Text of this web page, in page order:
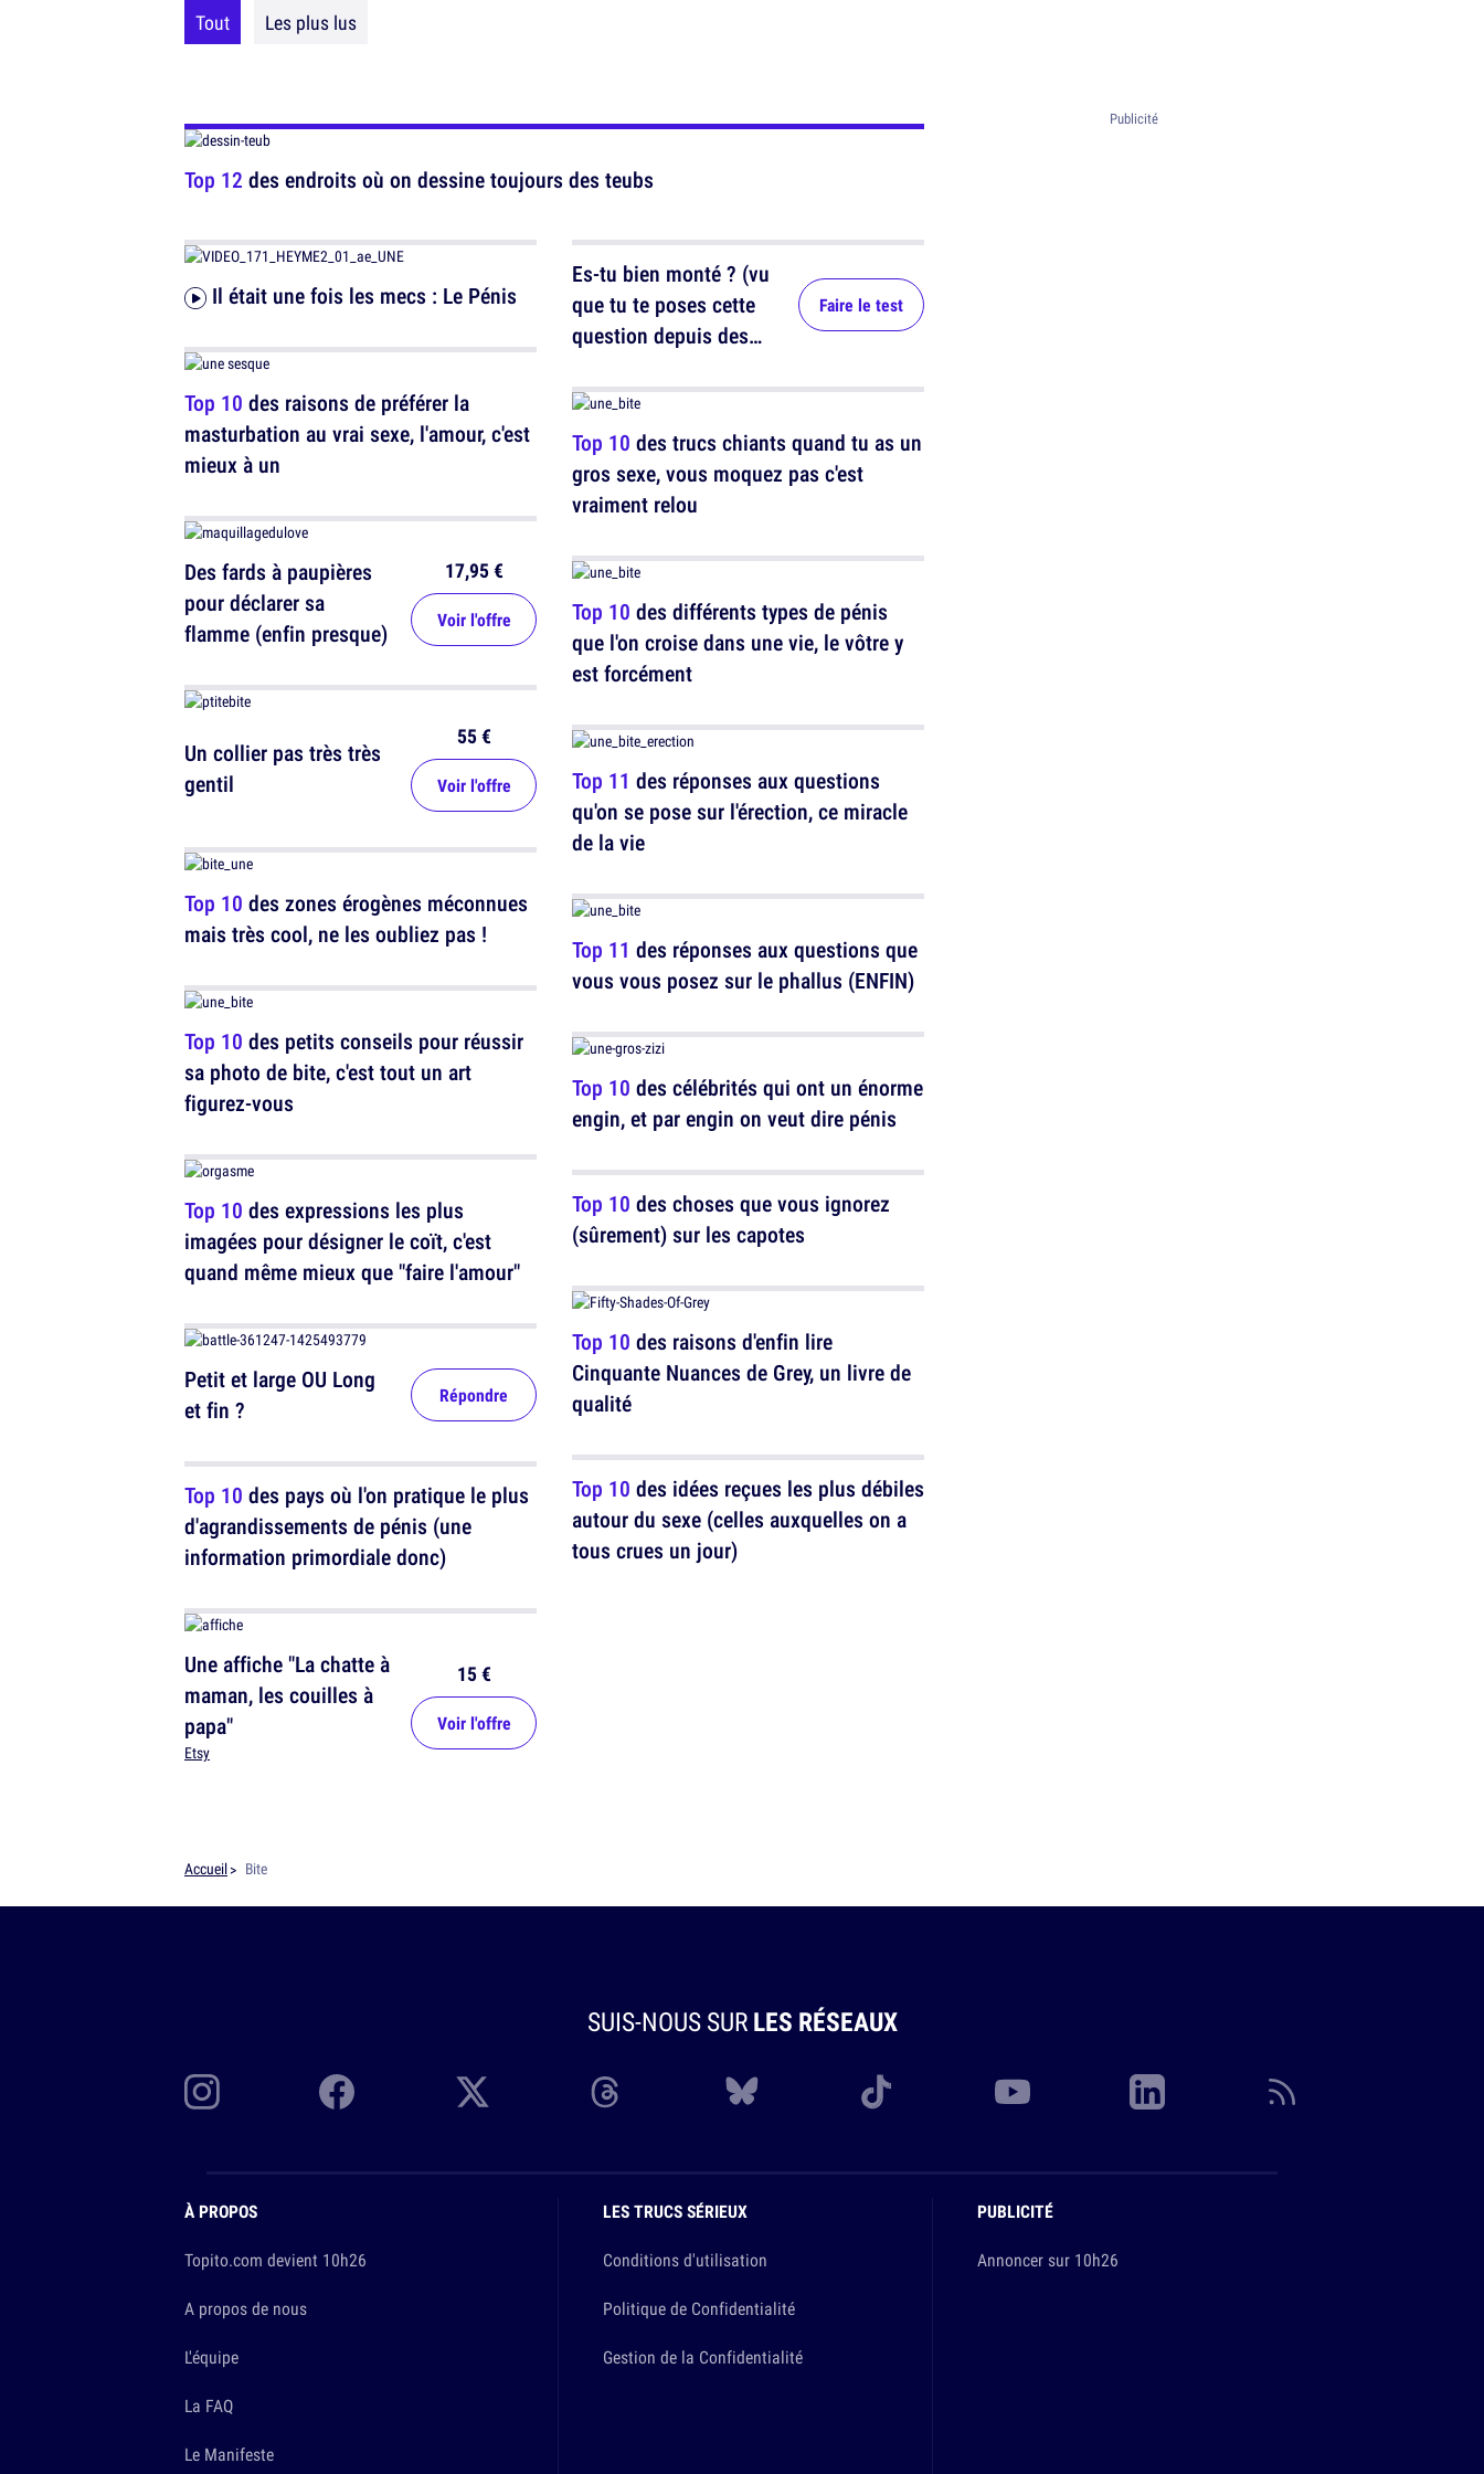
Tout Les plus lus
Top 12 des endroits où on dessine toujours des teubs
Il était une fois les mecs : Le Pénis
Top 10 des raisons de préférer la
masturbation au vrai sexe, l'amour, c'est
mieux à un
Des fards à paupières
pour déclarer sa
flamme (enfin presque)
17,95 €
Voir l'offre
Un collier pas très très
gentil
55 €
Voir l'offre
Top 10 des zones érogènes méconnues
mais très cool, ne les oubliez pas !
Top 10 des petits conseils pour réussir
sa photo de bite, c'est tout un art
figurez-vous
Top 10 des expressions les plus
imagées pour désigner le coït, c'est
quand même mieux que "faire l'amour"
Petit et large OU Long
et fin ?
Répondre
Top 10 des pays où l'on pratique le plus
d'agrandissements de pénis (une
information primordiale donc)
Une affiche "La chatte à
maman, les couilles à
papa"
Etsy
15 €
Voir l'offre
Es-tu bien monté ? (vu
que tu te poses cette
question depuis des
Faire le test
Top 10 des trucs chiants quand tu as un
gros sexe, vous moquez pas c'est
vraiment relou
Top 10 des différents types de pénis
que l'on croise dans une vie, le vôtre y
est forcément
Top 11 des réponses aux questions
qu'on se pose sur l'érection, ce miracle
de la vie
Top 11 des réponses aux questions que
vous vous posez sur le phallus (ENFIN)
Top 10 des célébrités qui ont un énorme
engin, et par engin on veut dire pénis
Top 10 des choses que vous ignorez
(sûrement) sur les capotes
Top 10 des raisons d'enfin lire
Cinquante Nuances de Grey, un livre de
qualité
Top 10 des idées reçues les plus débiles
autour du sexe (celles auxquelles on a
tous crues un jour)
Accueil Bite
SUIS-NOUS SURLES RÉSEAUX
À PROPOS
Topito.com devient 10h26
A propos de nous
L'équipe
La FAQ
Le Manifeste
LES TRUCS SÉRIEUX
Conditions d'utilisation
Politique de Confidentialité
Gestion de la Confidentialité
PUBLICITÉ
Annoncer sur 10h26